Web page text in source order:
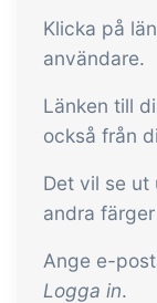
med
Klicka på
användare.
Länken till
också från
Det vil se ut
andra
Ange e-
Logga in.